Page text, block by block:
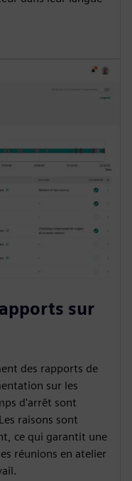
sur
des rapports de
sur les
d'arrêt sont
raisons sont
ce qui garantit une
réunions en atelier